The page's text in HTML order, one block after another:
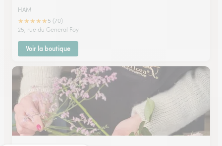
HAM
★★★★★ 5 (70)
25, rue du General Foy
Voir la boutique